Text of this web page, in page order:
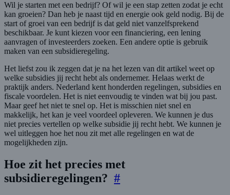
Wil je starten met een bedrijf? Of wil je een stap zetten zodat je echt
kan groeien? Dan heb je naast tijd en energie ook geld nodig. Bij de
start of groei van een bedrijf is dat geld niet vanzelfsprekend
beschikbaar. Je kunt kiezen voor een financiering, een lening
aanvragen of investeerders zoeken. Een andere optie is gebruik
maken van een subsidieregeling.
Het liefst zou ik zeggen dat je na het lezen van dit artikel weet op
welke subsidies jij recht hebt als ondernemer. Helaas werkt de
praktijk anders. Nederland kent honderden regelingen, subsidies en
fiscale voordelen. Het is niet eenvoudig te vinden wat bij jou past.
Maar geef het niet te snel op. Het is misschien niet snel en
makkelijk, het kan je veel voordeel opleveren. We kunnen je dus
niet precies vertellen op welke subsidie jij recht hebt. We kunnen je
wel uitleggen hoe het nou zit met alle regelingen en wat de
mogelijkheden zijn.
Hoe zit het precies met
subsidieregelingen? #